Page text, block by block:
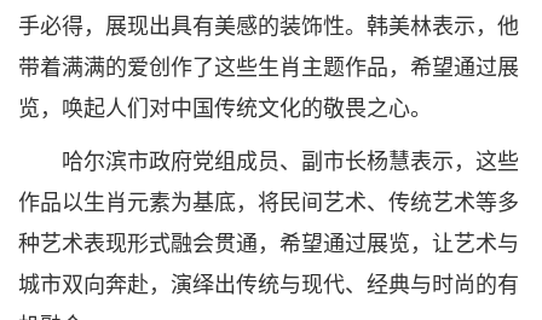
手必得，展现出具有美感的装饰性。韩美林表示，他
带着满满的爱创作了这些生肖主题作品，希望通过展
览，唤起人们对中国传统文化的敬畏之心。
哈尔滨市政府党组成员、副市长杨慧表示，这些
作品以生肖元素为基底，将民间艺术、传统艺术等多
种艺术表现形式融会贯通，希望通过展览，让艺术与
城市双向奔赴，演绎出传统与现代、经典与时尚的有